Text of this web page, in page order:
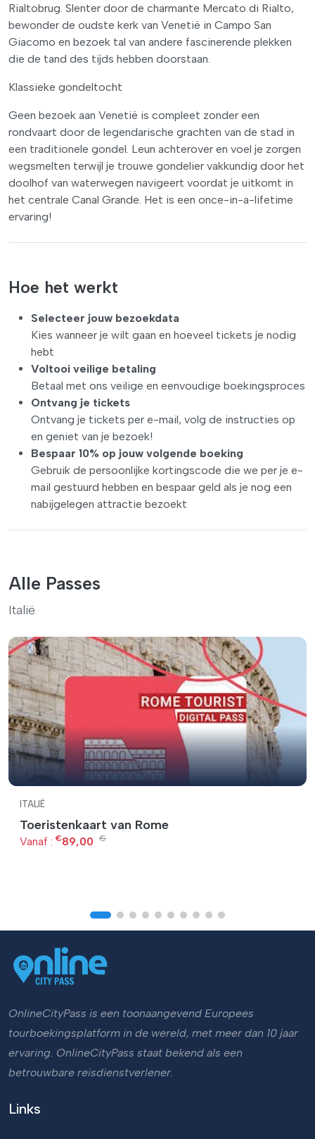
Rialtobrug. Slenter door de charmante Mercato di Rialto,
bewonder de oudste kerk van Venetië in Campo San
Giacomo en bezoek tal van andere fascinerende plekken
die de tand des tijds hebben doorstaan.
Klassieke gondeltocht
Geen bezoek aan Venetië is compleet zonder een
rondvaart door de legendarische grachten van de stad in
een traditionele gondel. Leun achterover en voel je zorgen
wegsmelten terwijl je trouwe gondelier vakkundig door het
doolhof van waterwegen navigeert voordat je uitkomt in
het centrale Canal Grande. Het is een once-in-a-lifetime
ervaring!
Hoe het werkt
Selecteer jouw bezoekdata
Kies wanneer je wilt gaan en hoeveel tickets je nodig
hebt
Voltooi veilige betaling
Betaal met ons veilige en eenvoudige boekingsproces
Ontvang je tickets
Ontvang je tickets per e-mail, volg de instructies op
en geniet van je bezoek!
Bespaar 10% op jouw volgende boeking
Gebruik de persoonlijke kortingscode die we per je e-
mail gestuurd hebben en bespaar geld als je nog een
nabijgelegen attractie bezoekt
Alle Passes
Italië
ITALIË
Toeristenkaart van Rome
Vanaf : €89,00 €
OnlineCityPass is een toonaangevend Europees
tourboekingsplatform in de wereld, met meer dan 10 jaar
ervaring. OnlineCityPass staat bekend als een
betrouwbare reisdienstverlener.
Links